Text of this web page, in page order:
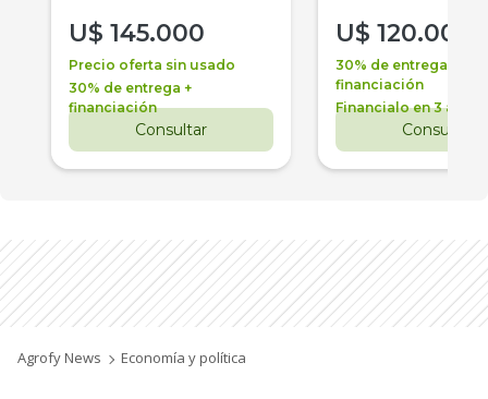
U$ 145.000
Precio oferta sin usado
30% de entrega +
financiación
Consultar
U$ 120.000
30% de entrega +
financiación
Financialo en 3 años
Consultar
Agrofy News Economía y política